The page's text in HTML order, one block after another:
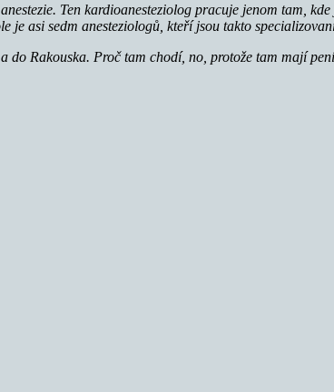
Ten kardioanesteziolog pracuje jenom tam,
je asi sedm anesteziologů, kteří jsou takto
do Rakouska. Proč tam chodí, no, protože tam mají